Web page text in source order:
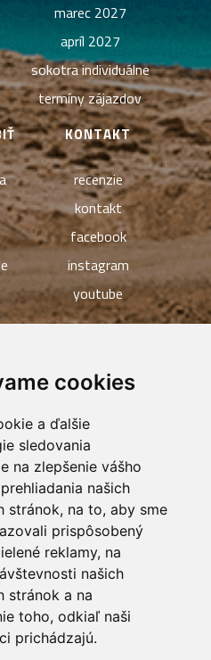
cookies
a ďalšie
sledovania
na zlepšenie vášho
našich
stránok, na to, aby sme
prispôsobený
reklamy, na
našich
stránok a na
toho, odkiaľ naši
prichádzajú.
marec 2027
apríl 2027
sokotra individuálne
termíny zájazdov
KONTAKT
recenzie
kontakt
facebook
instagram
youtube
Exclusive Tours, tvorba a
ISSA CZECH